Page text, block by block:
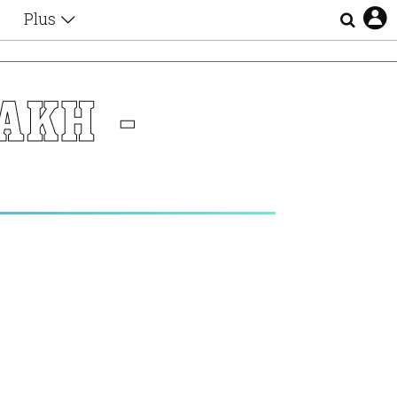
Plus
Αφιερώματα
Ζώδια
Απώλειες
-